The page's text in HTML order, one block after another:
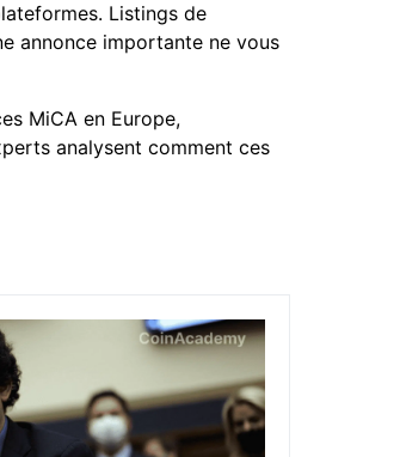
Listings de
annonce importante ne vous
MiCA en Europe,
analysent comment ces
français
la demande de Sam Bankman-Fried